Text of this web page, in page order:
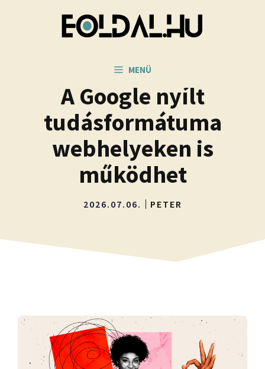
MENÜ
A Google nyílt
tudásformátuma
webhelyeken is
működhet
2026.07.06. PETER